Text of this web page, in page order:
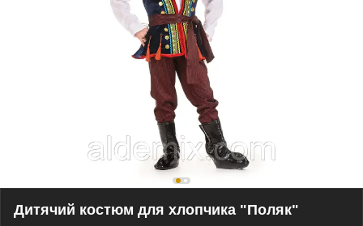
Дитячий костюм для хлопчика "Поляк"